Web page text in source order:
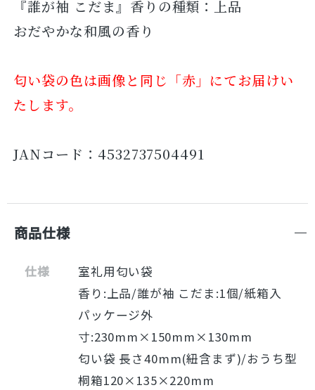
『誰が袖 こだま』香りの種類：上品
おだやかな和風の香り
匂い袋の色は画像と同じ「赤」にてお届けい
たします。
JANコード：4532737504491
商品仕様
仕様
室礼用匂い袋
香り:上品/誰が袖 こだま:1個/紙箱入
パッケージ外
寸:230mm×150mm×130mm
匂い袋 長さ40mm(紐含まず)/おうち型
桐箱120×135×220mm